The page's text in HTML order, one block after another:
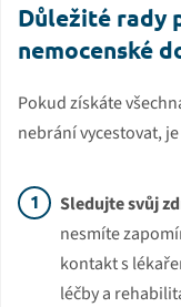
Důležité rady
nemocenské
Pokud získáte
nebrání vycestovat,
Sledujte svůj
nesmíte
kontakt s
léčby a